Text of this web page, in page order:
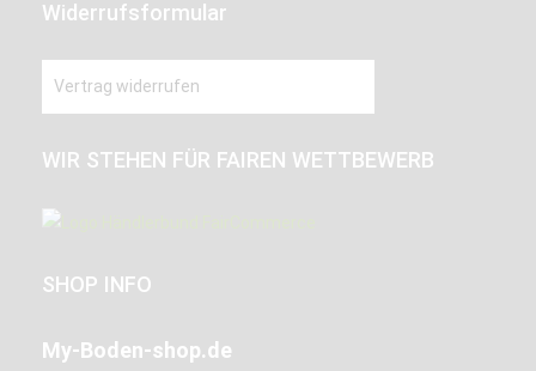
Widerrufsformular
Vertrag widerrufen
WIR STEHEN FÜR FAIREN WETTBEWERB
SHOP INFO
My-Boden-shop.de